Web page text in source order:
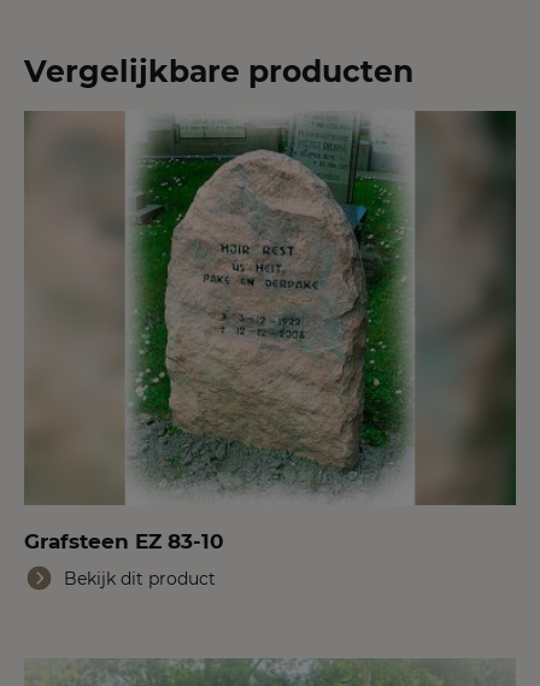
Vergelijkbare producten
Grafsteen EZ 83-10
Bekijk dit product